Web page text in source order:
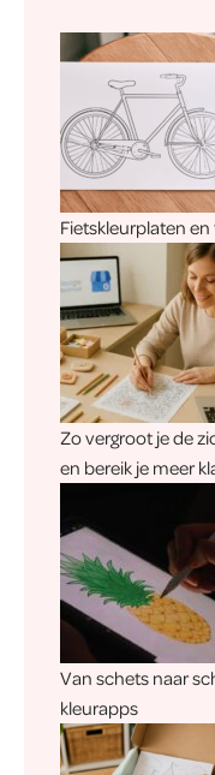
Fietskleurplaten
Zo vergroot je de
en bereik je meer
Van schets naar
kleurapps